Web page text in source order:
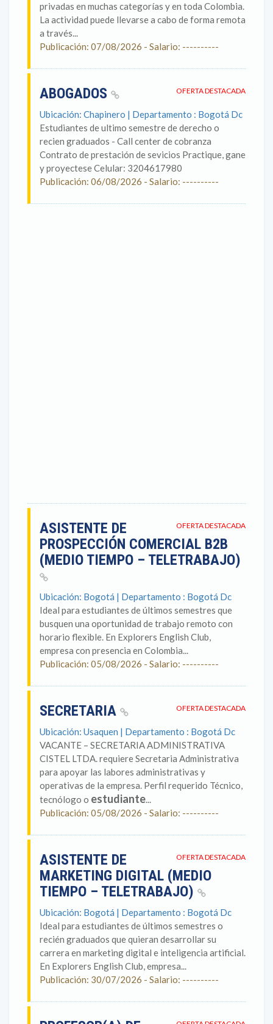
privadas en muchas categorías y en toda Colombia.
La actividad puede llevarse a cabo de forma remota
a través...
Publicación: 07/08/2026 - Salario: ----------
OFERTA DESTACADA
ABOGADOS
Ubicación: Chapinero | Departamento : Bogotá Dc
Estudiantes de ultimo semestre de derecho o
recien graduados - Call center de cobranza
Contrato de prestación de sevicios Practique, gane
y proyectese Celular: 3204617980
Publicación: 06/08/2026 - Salario: ----------
OFERTA DESTACADA
ASISTENTE DE
PROSPECCIÓN COMERCIAL B2B
(MEDIO TIEMPO – TELETRABAJO)
Ubicación: Bogotá | Departamento : Bogotá Dc
Ideal para estudiantes de últimos semestres que
busquen una oportunidad de trabajo remoto con
horario flexible. En Explorers English Club,
empresa con presencia en Colombia...
Publicación: 05/08/2026 - Salario: ----------
OFERTA DESTACADA
SECRETARIA
Ubicación: Usaquen | Departamento : Bogotá Dc
VACANTE – SECRETARIA ADMINISTRATIVA
CISTEL LTDA. requiere Secretaria Administrativa
para apoyar las labores administrativas y
operativas de la empresa. Perfil requerido Técnico,
tecnólogo o estudiante...
Publicación: 05/08/2026 - Salario: ----------
OFERTA DESTACADA
ASISTENTE DE
MARKETING DIGITAL (MEDIO
TIEMPO – TELETRABAJO)
Ubicación: Bogotá | Departamento : Bogotá Dc
Ideal para estudiantes de últimos semestres o
recién graduados que quieran desarrollar su
carrera en marketing digital e inteligencia artificial.
En Explorers English Club, empresa...
Publicación: 30/07/2026 - Salario: ----------